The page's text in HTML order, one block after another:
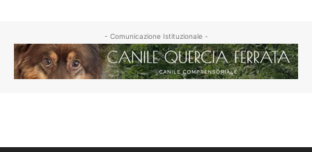
- Comunicazione Istituzionale -